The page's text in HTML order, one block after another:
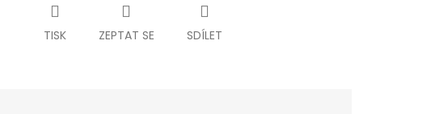
TISK ZEPTAT SE SDÍLET